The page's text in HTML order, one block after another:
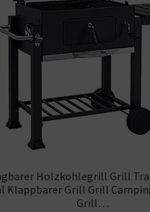
Holzkohlegrill Grill
Klappbarer Grill Grill
Grill…